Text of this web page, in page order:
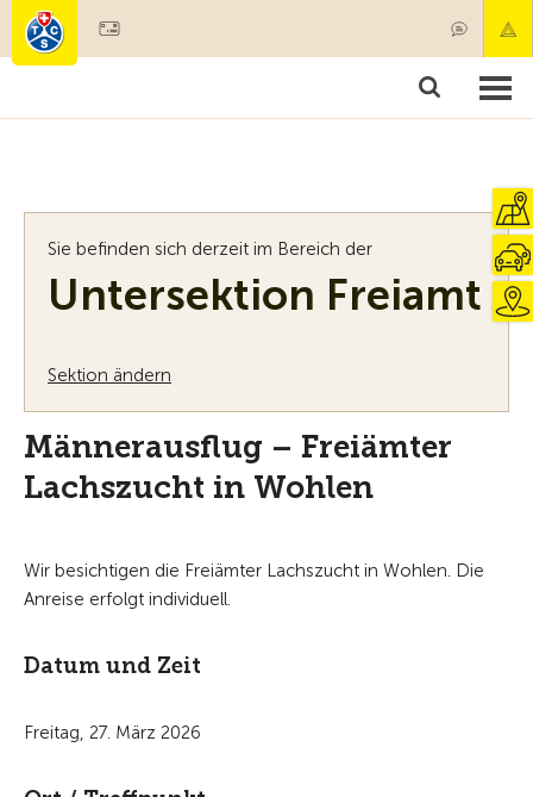
Mitgliedschaft & Leistungen
Sie befinden sich derzeit im Bereich der
Untersektion Freiamt
Sektion ändern
Männerausflug – Freiämter
Lachszucht in Wohlen
Wir besichtigen die Freiämter Lachszucht in Wohlen. Die
Anreise erfolgt individuell.
Datum und Zeit
Freitag, 27. März 2026